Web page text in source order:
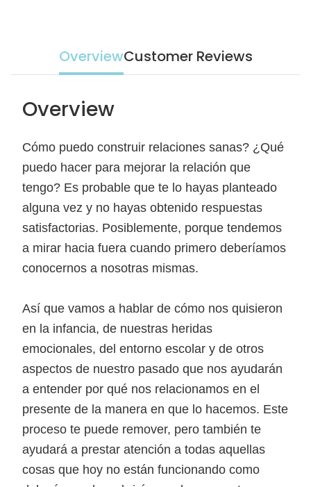
OverviewCustomer Reviews
Overview
Cómo puedo construir relaciones sanas? ¿Qué
puedo hacer para mejorar la relación que
tengo? Es probable que te lo hayas planteado
alguna vez y no hayas obtenido respuestas
satisfactorias. Posiblemente, porque tendemos
a mirar hacia fuera cuando primero deberíamos
conocernos a nosotras mismas.
Así que vamos a hablar de cómo nos quisieron
en la infancia, de nuestras heridas
emocionales, del entorno escolar y de otros
aspectos de nuestro pasado que nos ayudarán
a entender por qué nos relacionamos en el
presente de la manera en que lo hacemos. Este
proceso te puede remover, pero también te
ayudará a prestar atención a todas aquellas
cosas que hoy no están funcionando como